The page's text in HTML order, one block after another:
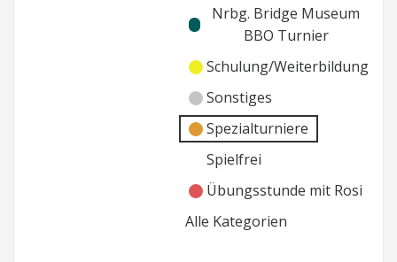
Nrbg. Bridge Museum
BBO Turnier
Schulung/Weiterbildung
Sonstiges
Spezialturniere
Spielfrei
Übungsstunde mit Rosi
Alle Kategorien